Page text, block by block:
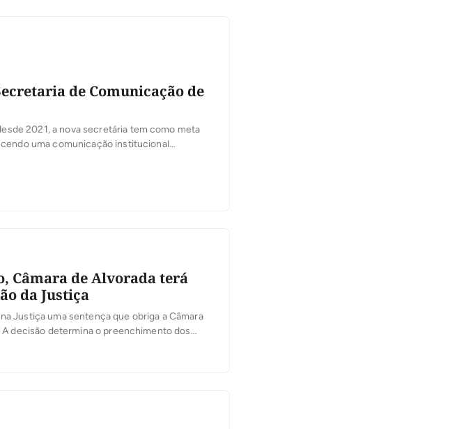
de Comunicação de
2021, a nova secretária tem como meta
uma comunicação institucional
Câmara de Alvorada terá
da Justiça
Justiça uma sentença que obriga a Câmara
decisão determina o preenchimento dos